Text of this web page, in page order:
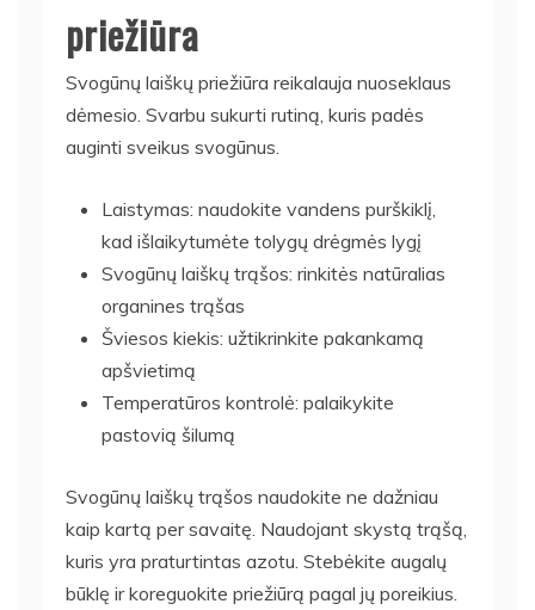
priežiūra
Svogūnų laiškų priežiūra reikalauja nuoseklaus
dėmesio. Svarbu sukurti rutiną, kuris padės
auginti sveikus svogūnus.
Laistymas: naudokite vandens purškiklį,
kad išlaikytumėte tolygų drėgmės lygį
Svogūnų laiškų trąšos: rinkitės natūralias
organines trąšas
Šviesos kiekis: užtikrinkite pakankamą
apšvietimą
Temperatūros kontrolė: palaikykite
pastovią šilumą
Svogūnų laiškų trąšos naudokite ne dažniau
kaip kartą per savaitę. Naudojant skystą trąšą,
kuris yra praturtintas azotu. Stebėkite augalų
būklę ir koreguokite priežiūrą pagal jų poreikius.